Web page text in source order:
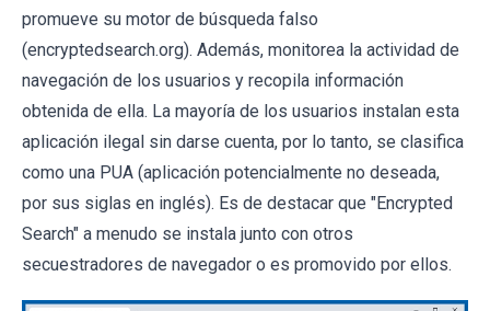
promueve su motor de búsqueda falso
(encryptedsearch.org). Además, monitorea la actividad de
navegación de los usuarios y recopila información
obtenida de ella. La mayoría de los usuarios instalan esta
aplicación ilegal sin darse cuenta, por lo tanto, se clasifica
como una PUA (aplicación potencialmente no deseada,
por sus siglas en inglés). Es de destacar que "Encrypted
Search" a menudo se instala junto con otros
secuestradores de navegador o es promovido por ellos.